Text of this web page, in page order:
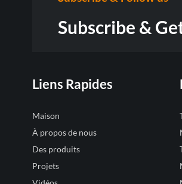
Subscribe &
Liens Rapides
Maison
À propos de nous
Des produits
Projets